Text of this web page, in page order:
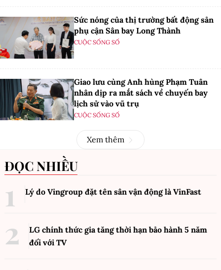
Sức nóng của thị trường bất động sản
phụ cận Sân bay Long Thành
CUỘC SỐNG SỐ
Giao lưu cùng Anh hùng Phạm Tuân
nhân dịp ra mắt sách về chuyến bay
lịch sử vào vũ trụ
CUỘC SỐNG SỐ
Xem thêm
ĐỌC NHIỀU
Lý do Vingroup đặt tên sân vận động là VinFast
LG chính thức gia tăng thời hạn bảo hành 5 năm
đối với TV